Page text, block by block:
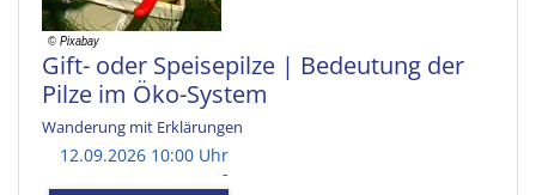
Gift- oder Speisepilze | Bedeutung der
Pilze im Öko-System
Wanderung mit Erklärungen
12.09.2026 10:00 Uhr
-